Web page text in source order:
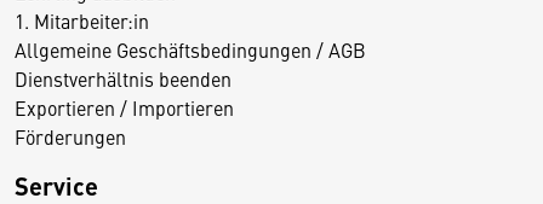
1. Mitarbeiter:in
Allgemeine Geschäftsbedingungen / AGB
Dienstverhältnis beenden
Exportieren / Importieren
Förderungen
Service